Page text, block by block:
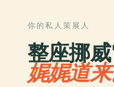
你的私人策展人
整座挪威
娓娓道来